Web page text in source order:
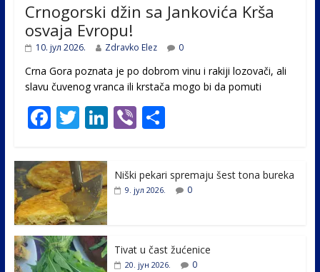
Crnogorski džin sa Jankovića Krša
osvaja Evropu!
10. јул 2026. Zdravko Elez 0
Crna Gora poznata je po dobrom vinu i rakiji lozovači, ali
slavu čuvenog vranca ili krstača mogo bi da pomuti
F
e
b
o
o
k
T
itt
er
Li
e
Vi
er
S
e
Niški pekari spremaju šest tona bureka
9. јул 2026. 0
Tivat u čast žućenice
20. јун 2026. 0